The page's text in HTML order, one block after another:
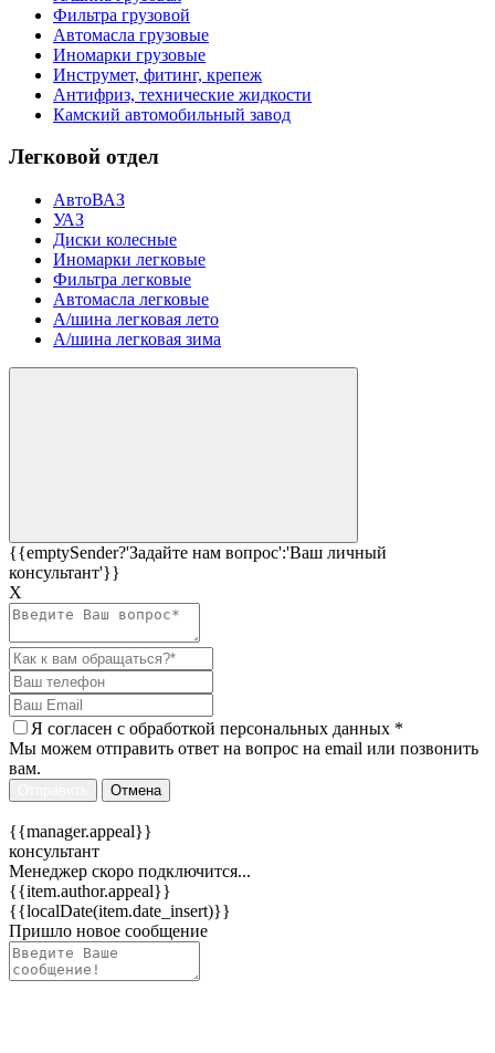
Фильтра грузовой
Автомасла грузовые
Иномарки грузовые
Инструмет, фитинг, крепеж
Антифриз, технические жидкости
Камский автомобильный завод
Легковой отдел
АвтоВАЗ
УАЗ
Диски колесные
Иномарки легковые
Фильтра легковые
Автомасла легковые
А/шина легковая лето
А/шина легковая зима
{{emptySender?'Задайте нам вопрос':'Ваш личный
консультант'}}
Х
Я согласен c обработкой персональных данных *
Мы можем отправить ответ на вопрос на email или позвонить
вам.
Отмена
{{manager.appeal}}
консультант
Менеджер скоро подключится...
{{item.author.appeal}}
{{localDate(item.date_insert)}}
Пришло новое сообщение